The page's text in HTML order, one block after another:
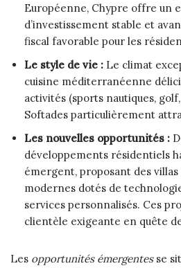
Européenne, Chypre offre un
d’investissement stable et
fiscal favorable pour les
Le style de vie : Le climat
cuisine méditerranéenne
activités (sports nautiques,
Softades particulièrement
Les nouvelles opportunités :
développements résidentiels
émergent, proposant des
modernes dotés de
services personnalisés. Ces
clientèle exigeante en quête
Les opportunités émergentesse